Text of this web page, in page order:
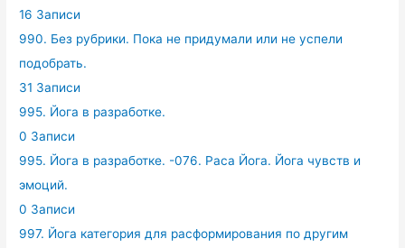
16 Записи
990. Без рубрики. Пока не придумали или не успели
подобрать.
31 Записи
995. Йога в разработке.
0 Записи
995. Йога в разработке. -076. Раса Йога. Йога чувств и
эмоций.
0 Записи
997. Йога категория для расформирования по другим